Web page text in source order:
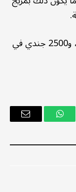
وللولايات المتحدة 900 جندي في سوريا، و2500 جندي في
واتساب
البريد